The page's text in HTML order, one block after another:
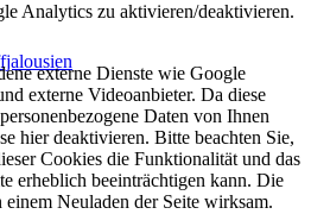
Analytics zu aktivieren/deaktivieren.
externe Dienste wie Google
externe Videoanbieter. Da diese
Daten von Ihnen
hier deaktivieren. Bitte beachten Sie,
Cookies die Funktionalität und das
erheblich beeinträchtigen kann. Die
Neuladen der Seite wirksam.